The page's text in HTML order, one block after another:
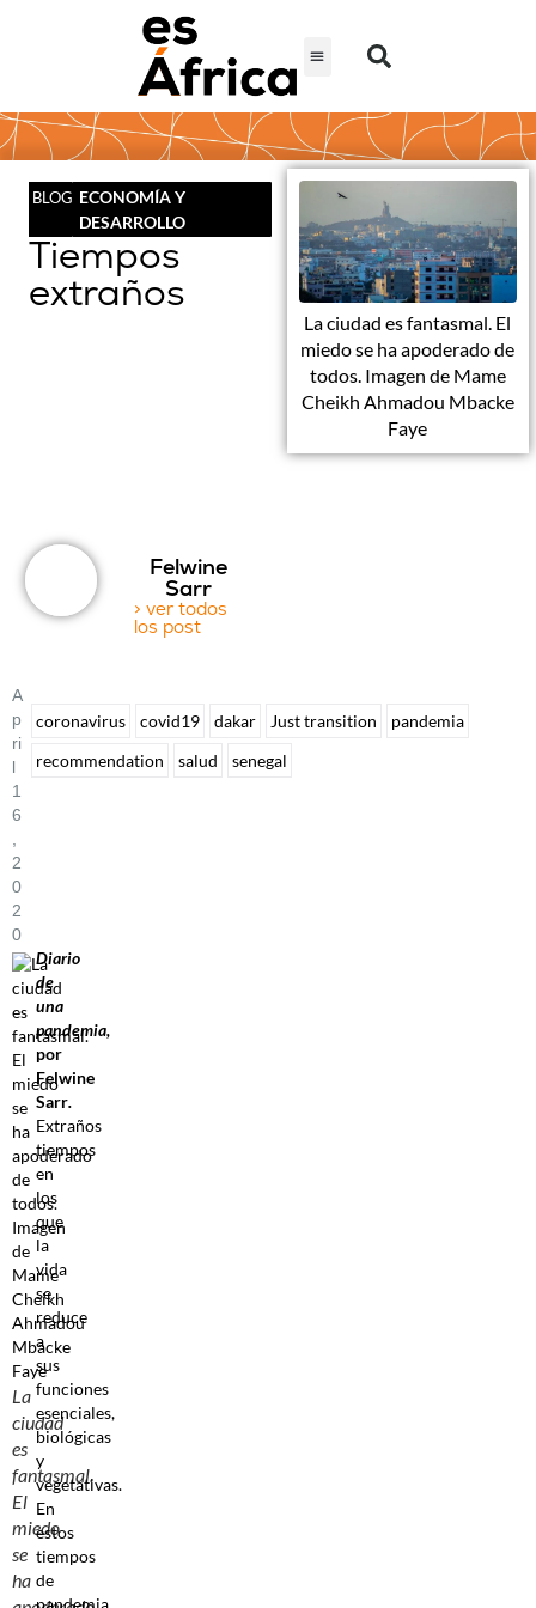
BLOG ECONOMÍA Y
DESARROLLO
Tiempos
extraños
La ciudad es fantasmal. El
miedo se ha apoderado de
todos. Imagen de Mame
Cheikh Ahmadou Mbacke
Faye
Felwine
Sarr
> ver todos
los post
A
P
Ri
L
1
6
,
2
0
2
0
La
ciudad
es
fantasmal.
El
miedo
se
ha
Diario
de
una
pandemia,
por
Felwine
Sarr.
Extraños
tiempos
en
los
que
la
vida
se
reduce
a
sus
funciones
esenciales,
biológicas
y
vegetativas.
En
estos
tiempos
de
coronavirus covid19 dakar Just transition
pandemia
recommendation
salud senegal